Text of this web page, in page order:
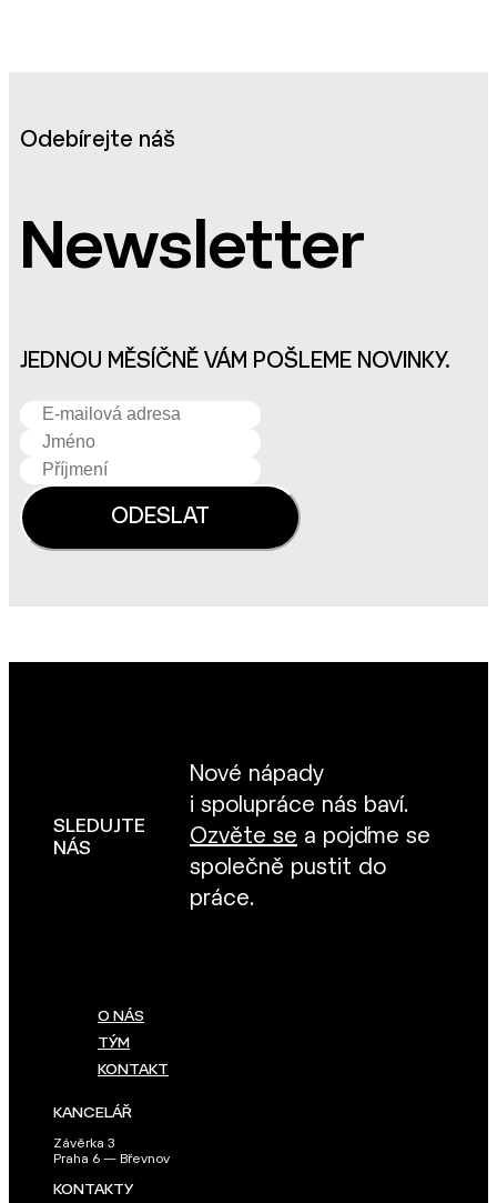
Odebírejte náš
Newsletter
JEDNOU MĚSÍČNĚ VÁM POŠLEME NOVINKY.
SLEDUJTE
NÁS
Nové nápady
i spolupráce nás baví.
Ozvěte se a pojďme se
společně pustit do
práce.
O NÁS
TÝM
KONTAKT
KANCELÁŘ
Závěrka 3
Praha 6 — Břevnov
KONTAKTY